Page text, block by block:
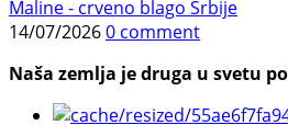
Maline - crveno blago Srbije
14/07/20260 comment
Naša zemlja je druga u svetu